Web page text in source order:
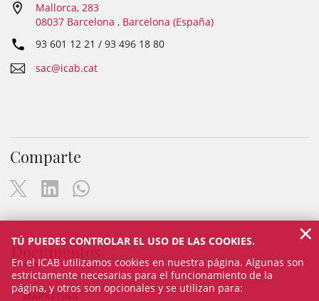
Mallorca, 283
08037 Barcelona , Barcelona (España)
93 601 12 21 / 93 496 18 80
sac@icab.cat
Comparte
Documentos
MARKETING
TÚ PUEDES CONTROLAR EL USO DE LAS COOKIES.
En el ICAB utilizamos cookies en nuestra página. Algunas son
estrictamente necesarias para el funcionamiento de la
página, y otros son opcionales y se utilizan para:
×